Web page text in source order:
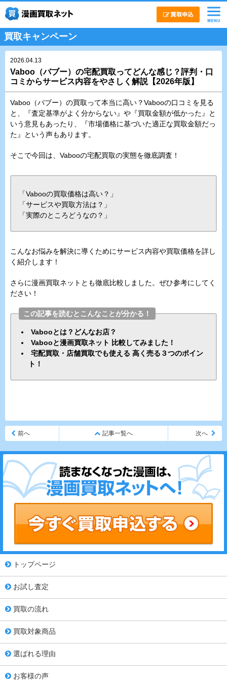
買取キャンペーン
2026.04.13
Vaboo（バブー）の宅配買取ってどんな感じ？評判・口
コミからサービス内容をやさしく解説【2026年版】
Vaboo（バブー）の買取って本当に高い？Vabooの口コミを見る
と、『査定基準がよく分からない』や『買取金額が低かった』と
いう意見もあったり、『市場価格に基づいた適正な買取金額だっ
た』という声もあります。
そこで今回は、Vabooの宅配買取の実態を徹底調査！
「Vabooの買取価格は高い？」
「サービスや買取方法は？」
「実際のところどうなの？」
こんなお悩みを解決に導くためにサービス内容や買取価格を詳し
く紹介します！
さらに漫画買取ネットとも徹底比較しました。ぜひ参考にしてく
ださい！
この記事を読むとこんなことが分かる！
Vabooとは？どんなお店？
Vabooと漫画買取ネット 比較してみました！
宅配買取・店舗買取でも使える 高く売る３つのポイン
ト！
前へ 記事一覧へ 次へ
トップページ
お試し査定
買取の流れ
買取対象商品
選ばれる理由
お客様の声